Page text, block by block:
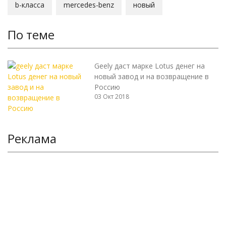
b-класса mercedes-benz новый
По теме
Geely даст марке Lotus денег на
новый завод и на возвращение в
Россию
03 Окт 2018
Реклама